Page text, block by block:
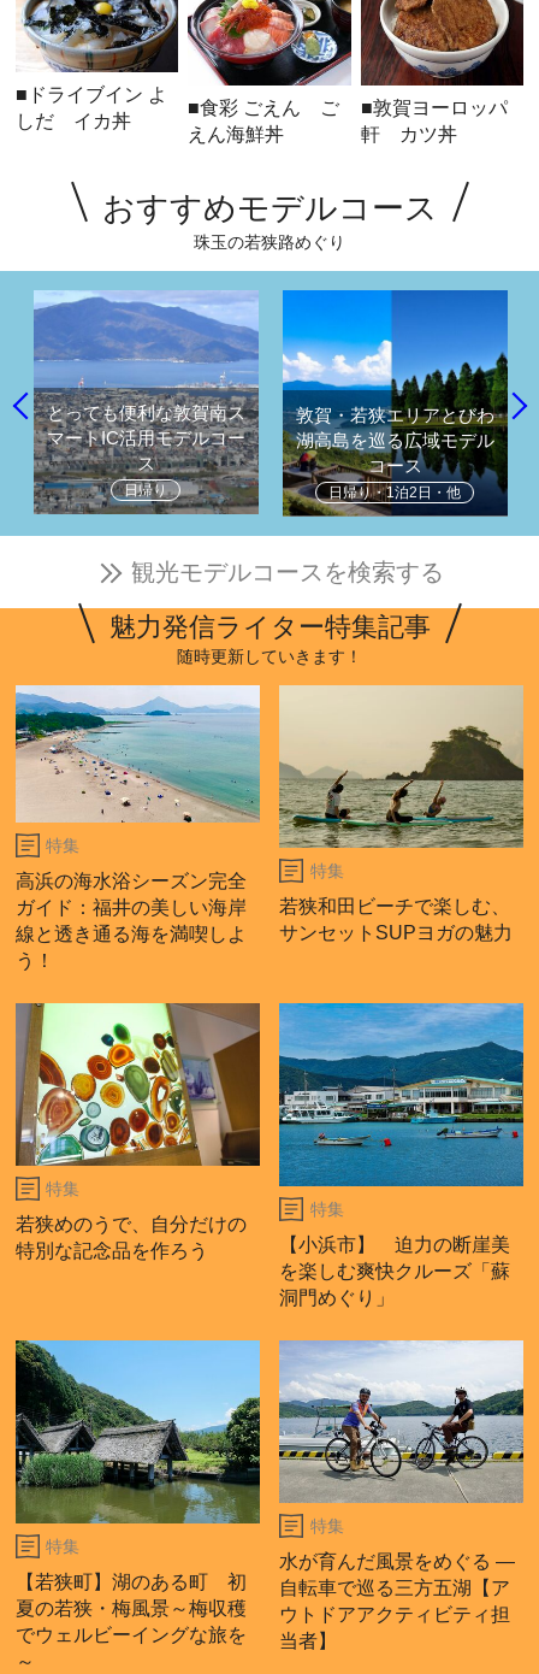
■ドライブイン よ
しだ イカ丼
■食彩 ごえん ご
えん海鮮丼
■敦賀ヨーロッパ
軒 カツ丼
おすすめモデルコース
珠玉の若狭路めぐり
とっても便利な敦賀南ス
マートIC活用モデルコー
ス
日帰り
敦賀・若狭エリアとびわ
湖高島を巡る広域モデル
コース
日帰り・1泊2日・他
観光モデルコースを検索する
魅力発信ライター特集記事
随時更新していきます！
特集
高浜の海水浴シーズン完全
ガイド：福井の美しい海岸
線と透き通る海を満喫しよ
う！
特集
若狭和田ビーチで楽しむ、
サンセットSUPヨガの魅力
特集
若狭めのうで、自分だけの
特別な記念品を作ろう
特集
【小浜市】 迫力の断崖美
を楽しむ爽快クルーズ「蘇
洞門めぐり」
特集
【若狭町】湖のある町 初
夏の若狭・梅風景～梅収穫
でウェルビーイングな旅を
～
特集
水が育んだ風景をめぐる ―
自転車で巡る三方五湖【ア
ウトドアアクティビティ担
当者】